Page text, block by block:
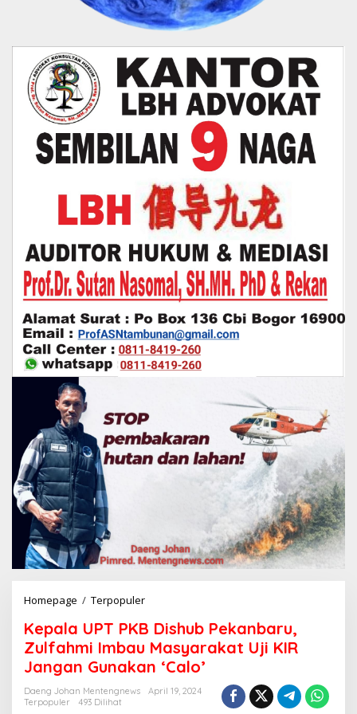
Homepage / Terpopuler
p
a
a
U
Kepala UPT PKB Dishub Pekanbaru,
Zulfahmi Imbau Masyarakat Uji KIR
Jangan Gunakan ‘Calo’
Daeng Johan Mentengnews
April 19, 2024
Terpopuler
493 Dilihat